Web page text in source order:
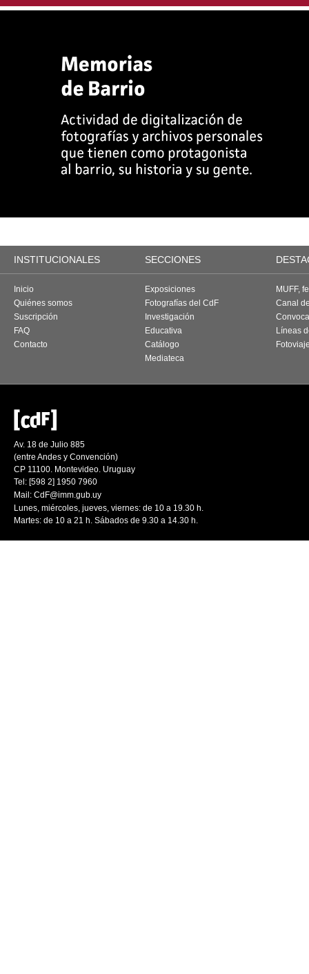
INSTITUCIONALES SECCIONES
Inicio
Quiénes somos
Suscripción
FAQ
Contacto
Exposiciones
Fotografías del CdF
Investigación
Educativa
Catálogo
Mediateca
MUFF,
Canal
Líneas
Av. 18 de Julio 885
(entre Andes y Convención)
CP 11100. Montevideo. Uruguay
Tel: [598 2] 1950 7960
Mail: CdF@imm.gub.uy
Lunes, miércoles, jueves, viernes: de 10 a 19.30 h.
Martes: de 10 a 21 h. Sábados de 9.30 a 14.30 h.